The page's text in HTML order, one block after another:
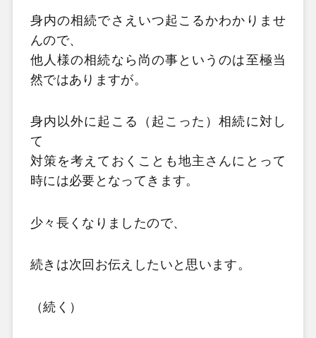
身内の相続でさえいつ起こるかわかりませ
んので、
他人様の相続なら尚の事というのは至極当
然ではありますが。
身内以外に起こる（起こった）相続に対し
て
対策を考えておくことも地主さんにとって
時には必要となってきます。
少々長くなりましたので、
続きは次回お伝えしたいと思います。
（続く）